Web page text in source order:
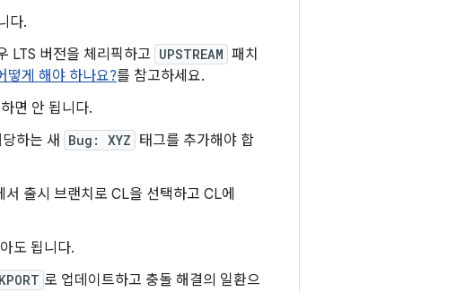
다.
LTS 버전을 체리픽하고 UPSTREAM 패치
떻게 해야 하나요?를 참고하세요.
면 안 됩니다.
하는 새 Bug: XYZ 태그를 추가해야 합
출시 브랜치로 CL을 선택하고 CL에
도 됩니다.
로 업데이트하고 충돌 해결의 일환으